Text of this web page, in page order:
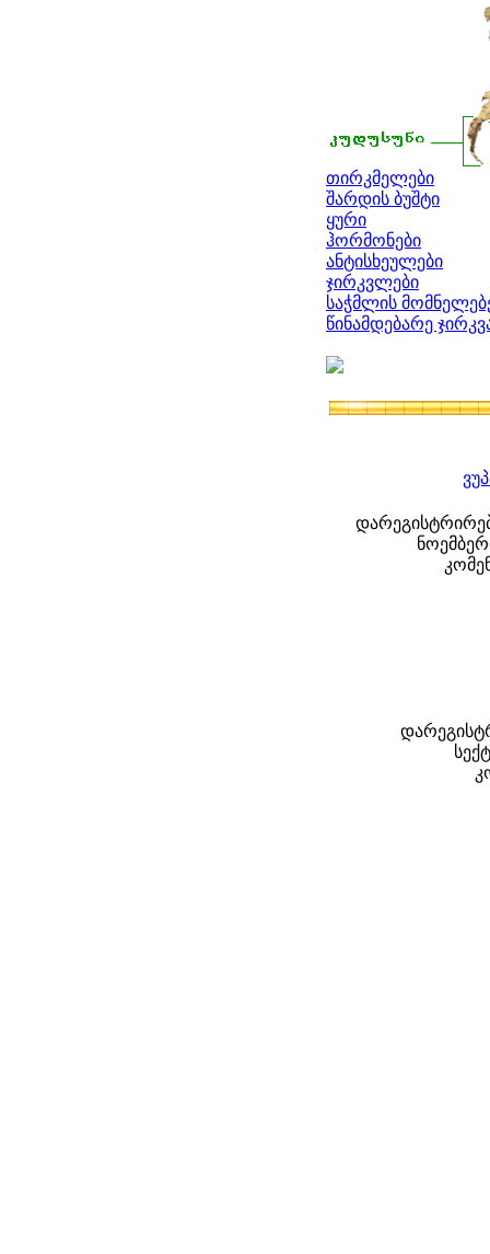
თირკმელები
შარდის ბუშტი
ყური
ჰორმონები
ანტისხეულები
ჯირკვლები
საჭმლის
წინამდებარე